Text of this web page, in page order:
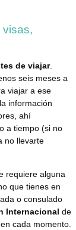
visas,
de viajar.
seis meses a
viajar a ese
información
ahí
a tiempo (si no
no llevarte
requiere alguna
que tienes en
o consulado
Internacional de
cada momento.